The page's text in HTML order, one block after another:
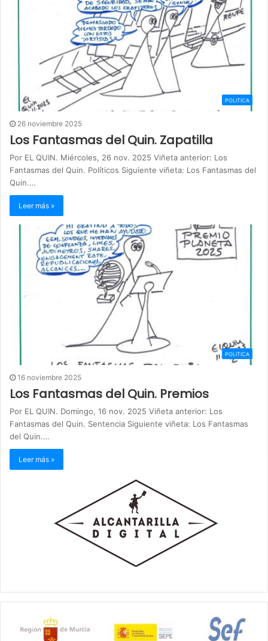
POLITICA
26 noviembre 2025
Los Fantasmas del Quin. Zapatilla
Por EL QUIN. Miércoles, 26 nov. 2025 Viñeta anterior: Los
Fantasmas del Quin. Políticos Siguiente viñeta: Los Fantasmas del
Quin.…
Leer más »
POLITICA
16 noviembre 2025
Los Fantasmas del Quin. Premios
Por EL QUIN. Domingo, 16 nov. 2025 Viñeta anterior: Los
Fantasmas del Quin. Sentencia Siguiente viñeta: Los Fantasmas
del Quin.…
Leer más »